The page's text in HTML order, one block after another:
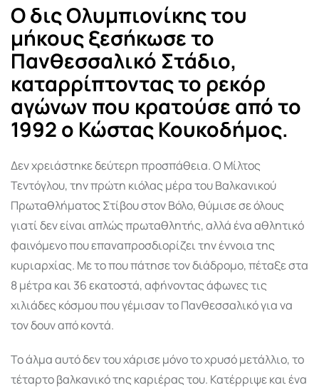
Ο δις Ολυμπιονίκης του
μήκους ξεσήκωσε το
Πανθεσσαλικό Στάδιο,
καταρρίπτοντας το ρεκόρ
αγώνων που κρατούσε από το
1992 ο Κώστας Κουκοδήμος.
Δεν χρειάστηκε δεύτερη προσπάθεια. Ο Μίλτος
Τεντόγλου, την πρώτη κιόλας μέρα του Βαλκανικού
Πρωταθλήματος Στίβου στον Βόλο, θύμισε σε όλους
γιατί δεν είναι απλώς πρωταθλητής, αλλά ένα αθλητικό
φαινόμενο που επαναπροσδιορίζει την έννοια της
κυριαρχίας. Με το που πάτησε τον διάδρομο, πέταξε στα
8 μέτρα και 36 εκατοστά, αφήνοντας άφωνες τις
χιλιάδες κόσμου που γέμισαν το Πανθεσσαλικό για να
τον δουν από κοντά.
Το άλμα αυτό δεν του χάρισε μόνο το χρυσό μετάλλιο, το
τέταρτο βαλκανικό της καριέρας του. Κατέρριψε και ένα